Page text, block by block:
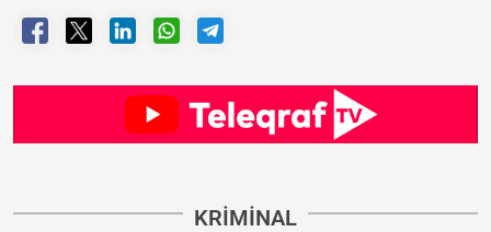
KRIMINAL